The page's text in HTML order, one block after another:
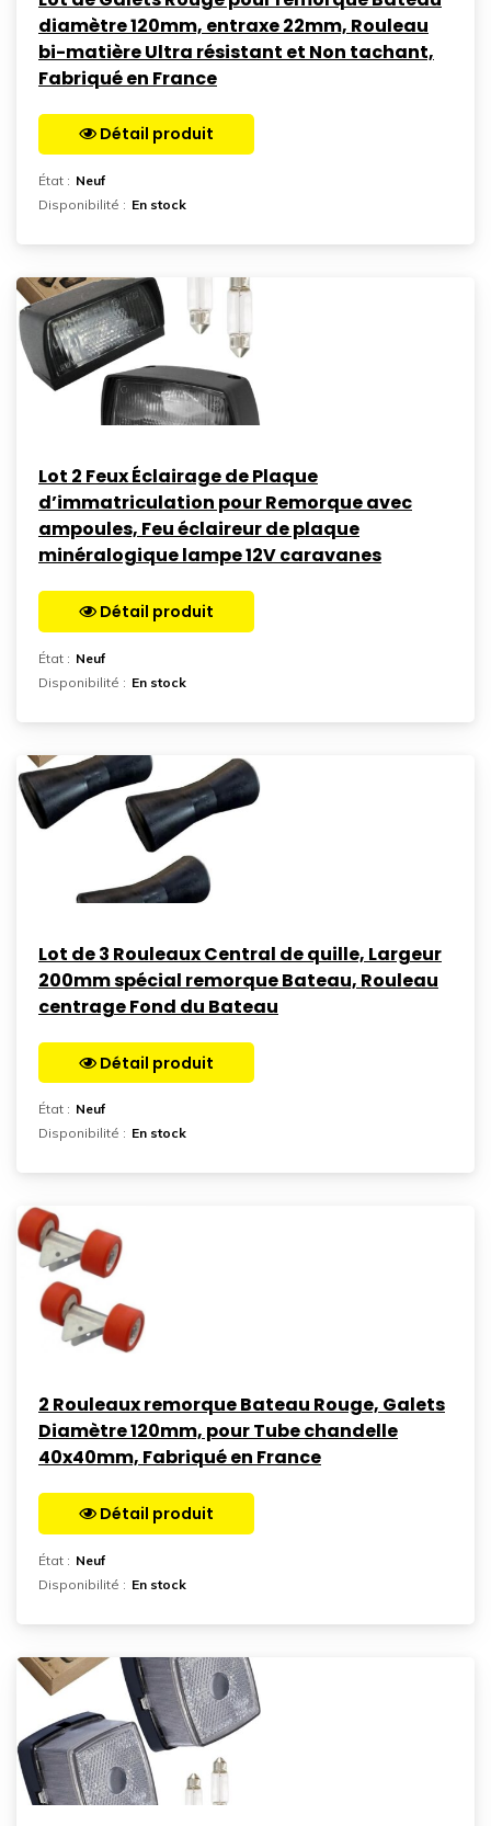
diamètre 120mm, entraxe 22mm, Rouleau
bi-matière Ultra résistant et Non tachant,
Fabriqué en France
Détail produit
État : Neuf
Disponibilité : En stock
Lot 2 Feux Éclairage de Plaque
d’immatriculation pour Remorque avec
ampoules, Feu éclaireur de plaque
minéralogique lampe 12V caravanes
Détail produit
Aller sur la page
État : Neuf
Disponibilité : En stock
Lot de 3 Rouleaux Central de quille, Largeur
200mm spécial remorque Bateau, Rouleau
centrage Fond du Bateau
Détail produit
État : Neuf
Disponibilité : En stock
2 Rouleaux remorque Bateau Rouge, Galets
Diamètre 120mm, pour Tube chandelle
40x40mm, Fabriqué en France
Détail produit
État : Neuf
Disponibilité : En stock